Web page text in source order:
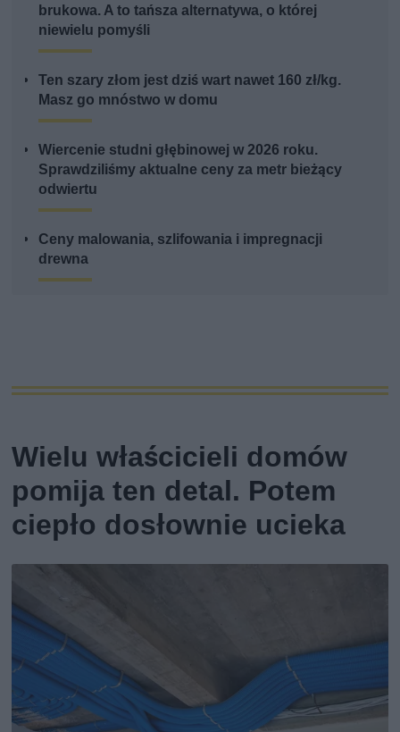
brukowa. A to tańsza alternatywa, o której
niewielu pomyśli
Ten szary złom jest dziś wart nawet 160 zł/kg.
Masz go mnóstwo w domu
Wiercenie studni głębinowej w 2026 roku.
Sprawdziliśmy aktualne ceny za metr bieżący
odwiertu
Ceny malowania, szlifowania i impregnacji
drewna
Wielu właścicieli domów
pomija ten detal. Potem
ciepło dosłownie ucieka